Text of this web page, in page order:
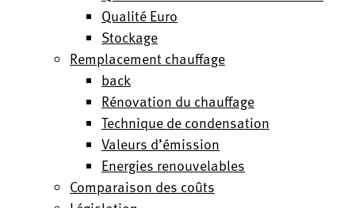
Qualité Euro
Stockage
Remplacement chauffage
back
Rénovation du chauffage
Technique de condensation
Valeurs d’émission
Energies renouvelables
Comparaison des coûts